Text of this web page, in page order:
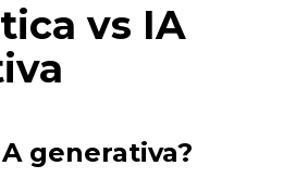
vs IA
generativa?